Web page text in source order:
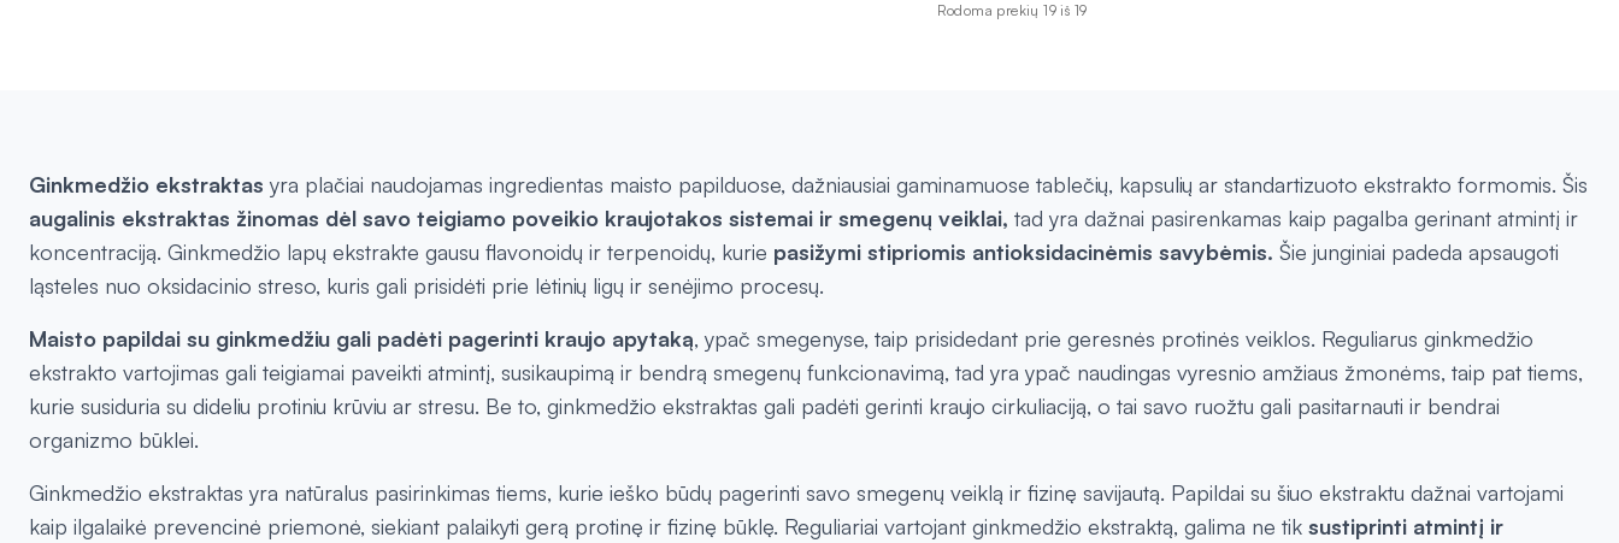
Rodoma prekių 19 iš 19
Ginkmedžio ekstraktas yra plačiai naudojamas ingredientas maisto papilduose, dažniausiai gaminamuose tablečių, kapsulių ar standartizuoto ekstrakto formomis. Šis
augalinis ekstraktas žinomas dėl savo teigiamo poveikio kraujotakos sistemai ir smegenų veiklai, tad yra dažnai pasirenkamas kaip pagalba gerinant atmintį ir
koncentraciją. Ginkmedžio lapų ekstrakte gausu flavonoidų ir terpenoidų, kurie pasižymi stipriomis antioksidacinėmis savybėmis. Šie junginiai padeda apsaugoti
ląsteles nuo oksidacinio streso, kuris gali prisidėti prie lėtinių ligų ir senėjimo procesų.
Maisto papildai su ginkmedžiu gali padėti pagerinti kraujo apytaką, ypač smegenyse, taip prisidedant prie geresnės protinės veiklos. Reguliarus ginkmedžio
ekstrakto vartojimas gali teigiamai paveikti atmintį, susikaupimą ir bendrą smegenų funkcionavimą, tad yra ypač naudingas vyresnio amžiaus žmonėms, taip pat tiems,
kurie susiduria su dideliu protiniu krūviu ar stresu. Be to, ginkmedžio ekstraktas gali padėti gerinti kraujo cirkuliaciją, o tai savo ruožtu gali pasitarnauti ir bendrai
organizmo būklei.
Ginkmedžio ekstraktas yra natūralus pasirinkimas tiems, kurie ieško būdų pagerinti savo smegenų veiklą ir fizinę savijautą. Papildai su šiuo ekstraktu dažnai vartojami
kaip ilgalaikė prevencinė priemonė, siekiant palaikyti gerą protinę ir fizinę būklę. Reguliariai vartojant ginkmedžio ekstraktą, galima ne tik sustiprinti atmintį ir